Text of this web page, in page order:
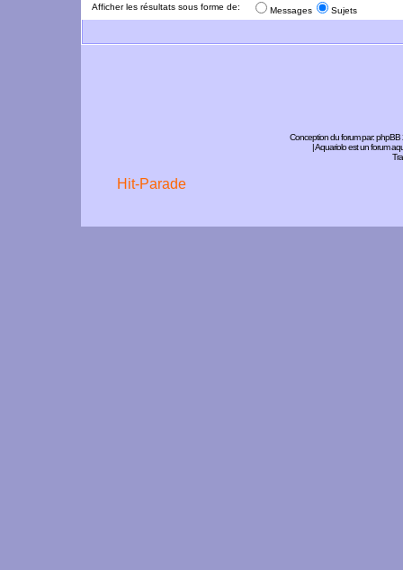
Afficher les résultats sous forme de: Messages Sujets
Conception du forum par:phpBB
| Aquariolo est un forum